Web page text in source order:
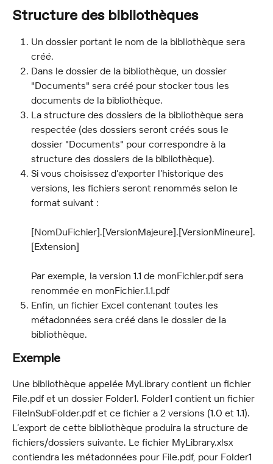
Structure des bibliothèques
Un dossier portant le nom de la bibliothèque sera
créé.
Dans le dossier de la bibliothèque, un dossier
"Documents" sera créé pour stocker tous les
documents de la bibliothèque.
La structure des dossiers de la bibliothèque sera
respectée (des dossiers seront créés sous le
dossier "Documents" pour correspondre à la
structure des dossiers de la bibliothèque).
Si vous choisissez d’exporter l’historique des
versions, les fichiers seront renommés selon le
format suivant :
[NomDuFichier].[VersionMajeure].[VersionMineure].
[Extension]
Par exemple, la version 1.1 de monFichier.pdf sera
renommée en monFichier.1.1.pdf
Enfin, un fichier Excel contenant toutes les
métadonnées sera créé dans le dossier de la
bibliothèque.
Exemple
Une bibliothèque appelée MyLibrary contient un fichier
File.pdf et un dossier Folder1. Folder1 contient un fichier
FileInSubFolder.pdf et ce fichier a 2 versions (1.0 et 1.1).
L’export de cette bibliothèque produira la structure de
fichiers/dossiers suivante. Le fichier MyLibrary.xlsx
contiendra les métadonnées pour File.pdf, pour Folder1